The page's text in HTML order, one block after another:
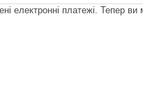
електронні платежі. Тепер